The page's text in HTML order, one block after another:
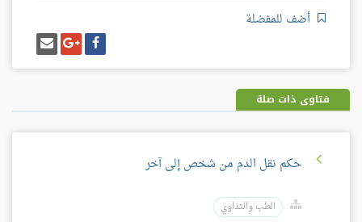
أضف للمفضلة
شارك
على
فيسبوك
شارك
على
غوغل
بلس
إرسل
إيميل
فتاوى ذات صلة
حكم نقل الدم من شخص إلى آخر
الطب والتداوي